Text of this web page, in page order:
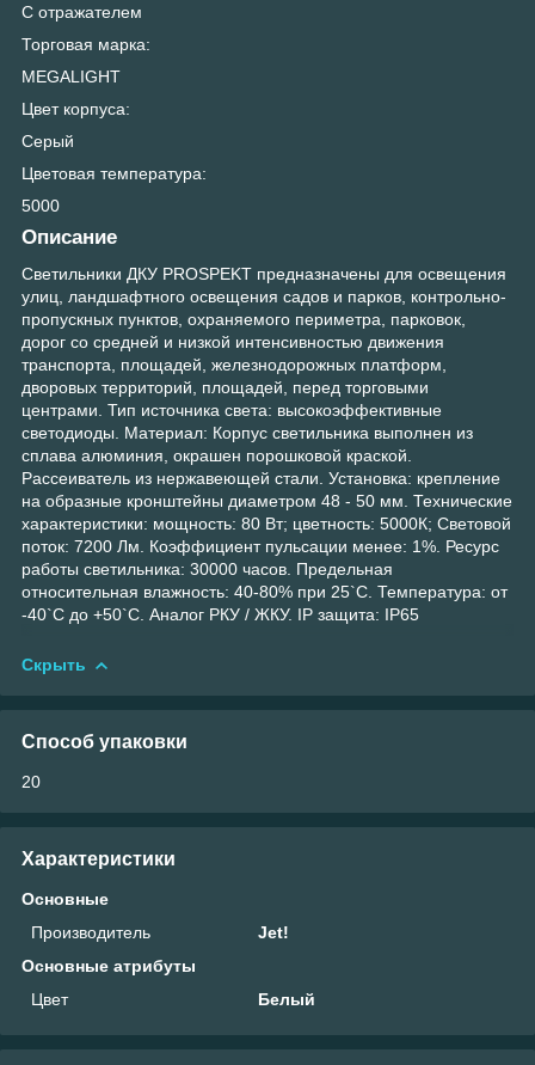
С отражателем
Торговая марка:
MEGALIGHT
Цвет корпуса:
Серый
Цветовая температура:
5000
Описание
Светильники ДКУ PROSPEKT предназначены для освещения
улиц, ландшафтного освещения садов и парков, контрольно-
пропускных пунктов, охраняемого периметра, парковок,
дорог со средней и низкой интенсивностью движения
транспорта, площадей, железнодорожных платформ,
дворовых территорий, площадей, перед торговыми
центрами. Тип источника света: высокоэффективные
светодиоды. Материал: Корпус светильника выполнен из
сплава алюминия, окрашен порошковой краской.
Рассеиватель из нержавеющей стали. Установка: крепление
на образные кронштейны диаметром 48 - 50 мм. Технические
характеристики: мощность: 80 Вт; цветность: 5000К; Световой
поток: 7200 Лм. Коэффициент пульсации менее: 1%. Ресурс
работы светильника: 30000 часов. Предельная
относительная влажность: 40-80% при 25`С. Температура: от
-40`С до +50`С. Аналог РКУ / ЖКУ. IP защита: IP65
Скрыть
Способ упаковки
20
Характеристики
Основные
Производитель
Jet!
Основные атрибуты
Цвет
Белый